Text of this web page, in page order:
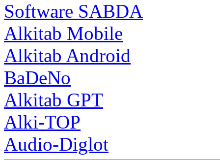
Software SABDA
Alkitab Mobile
Alkitab Android
BaDeNo
Alkitab GPT
Alki-TOP
Audio-Diglot